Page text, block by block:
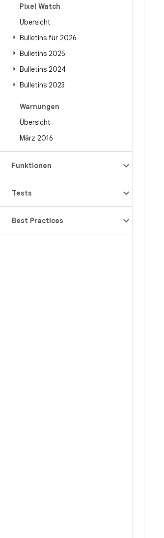
Pixel Watch
Übersicht
Bulletins für 2026
Bulletins 2025
Bulletins 2024
Bulletins 2023
Warnungen
Übersicht
März 2016
Funktionen
Tests
Best Practices